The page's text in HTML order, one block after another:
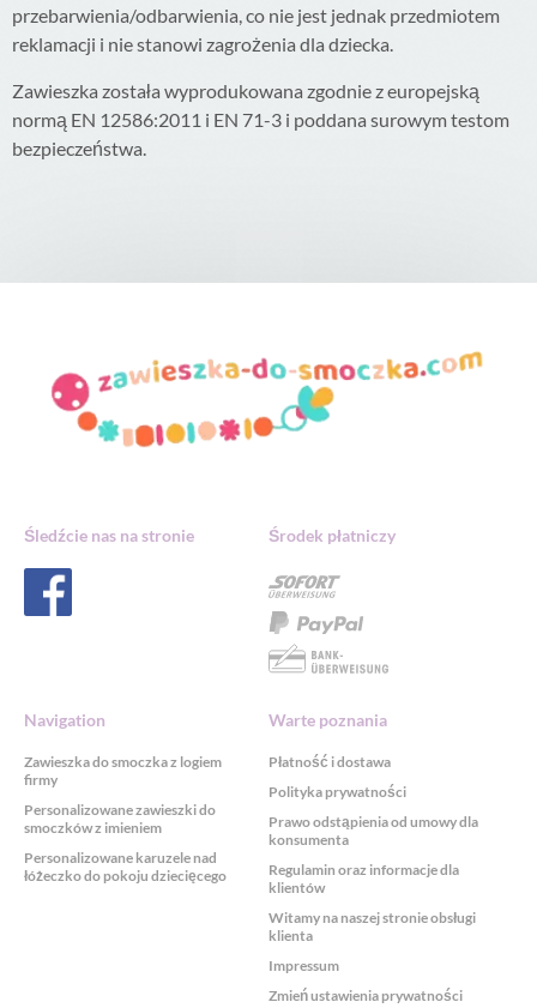
przebarwienia/odbarwienia, co nie jest jednak przedmiotem
reklamacji i nie stanowi zagrożenia dla dziecka.
Zawieszka została wyprodukowana zgodnie z europejską
normą EN 12586:2011 i EN 71-3 i poddana surowym testom
bezpieczeństwa.
Śledźcie nas na stronie Środek płatniczy
Navigation
Zawieszka do smoczka z logiem
firmy
Personalizowane zawieszki do
smoczków z imieniem
Personalizowane karuzele nad
łóżeczko do pokoju dziecięcego
Warte poznania
Płatność i dostawa
Polityka prywatności
Prawo odstąpienia od umowy dla
konsumenta
Regulamin oraz informacje dla
klientów
Witamy na naszej stronie obsługi
klienta
Impressum
Zmień ustawienia prywatności